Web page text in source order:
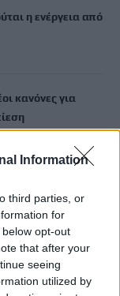
Information
third parties, or
for
opt-out
that after your
seeing
utilized by
η ενέργεια από
κανόνες για
Ενιαία Αίτηση